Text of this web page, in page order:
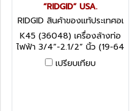
“RIDGID” USA.
RIDGID สินค้าของแท้ประเทศอเ
มริกา K45 (36048)
K45 (36048) เครื่องล้างท่อ
ไฟฟ้า 3/4”-2.1/2” นิ้ว (19-64
มม.) เฉพาะตัวเครื่อง ริดยิท
“RIDGID” USA.
เปรียบเทียบ